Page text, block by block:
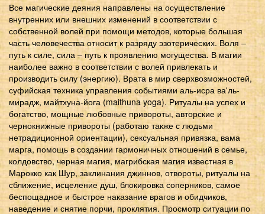
Все магические деяния направлены на осуществление
внутренних или внешних изменений в соответствии с
собственной волей при помощи методов, которые большая
часть человечества относит к разряду эзотерических. Воля –
путь к силе, сила – путь к проявлению могущества. В магии
наиболее важно в соответствии с волей привлекать и
производить силу (энергию). Врата в мир сверхвозможностей,
суфийская техника управления событиями аль-исра ва'ль-
мирадж, майтхуна-йога (maithuna yoga). Ритуалы на успех и
богатство, мощные любовные привороты, авторские и
чернокнижные привороты (работаю также с людьми
нетрадиционной ориентации), сексуальная привязка, вама
марга, помощь в создании гармоничных отношений в семье,
колдовство, черная магия, магрибская магия известная в
Марокко как Шур, заклинания джиннов, отвороты, ритуалы на
сближение, исцеление душ, блокировка соперников, самое
беспощадное и быстрое наказание врагов и обидчиков,
наведение и снятие порчи, проклятия. Просмотр ситуации по